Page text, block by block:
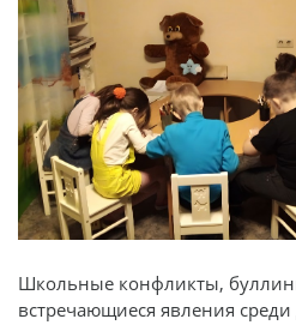
Школьные конфликты,
встречающиеся явления среди